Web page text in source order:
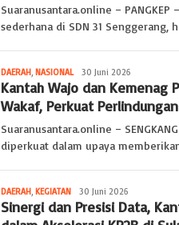
Suaranusantara.online –
sederhana di SDN 31 Senggerang,
DAERAH, NASIONALophie
makassar
30 Juni 2026
Kantah Wajo dan Kemenag
Wakaf, Perkuat
Suaranusantara.online –
diperkuat dalam upaya
DAERAH, KEGIATAN ophie
makassar
30 Juni 2026
Sinergi dan Presisi Data,